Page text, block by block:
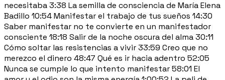
necesitaba 3:38 La semilla de consciencia de María Elena
Badillo 10:54 Manifestar el trabajo de tus sueños 14:30
Saber manifestar no te convierte en un manifestador
consciente 18:18 Salir de la noche oscura del alma 30:11
Cómo soltar las resistencias a vivir 33:59 Creo que no
merezco el dinero 48:47 Qué es ir hacia adentro 52:05
Nunca se cumple lo que intento manifestar 58:01 El